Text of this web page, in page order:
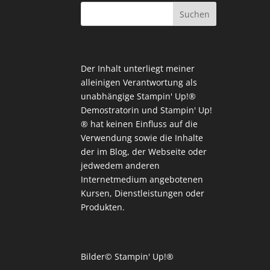
Der Inhalt unterliegt meiner
alleinigen Verantwortung als
unabhängige Stampin' Up!®
Demostratorin und Stampin' Up!
® hat keinen Einfluss auf die
Verwendung sowie die Inhalte
der im Blog, der Webseite oder
jedwedem anderen
Internetmedium angebotenen
Kursen, Dienstleistungen oder
Produkten.
Bilder© Stampin' Up!®